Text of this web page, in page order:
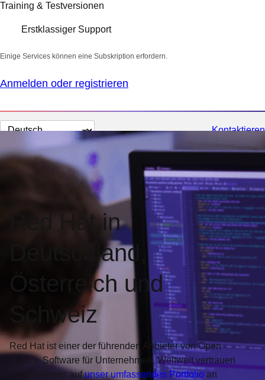
Training & Testversionen
Erstklassiger Support
Einige Services können eine Subskription erfordern.
Anmelden oder registrieren
Sprache
Kontaktieren
Red Hat in
Deutschland,
Österreich und
Schweiz
Red Hat ist einer der führenden Anbieter von Open
Source-Software für Unternehmen. Weltweit vertrauen
Unternehmen aufunser umfassendes Portfolio an